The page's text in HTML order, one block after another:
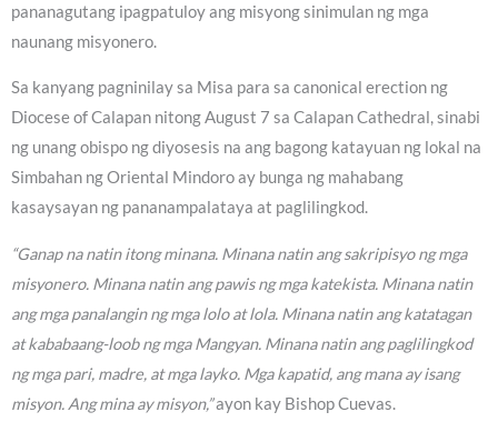
pananagutang ipagpatuloy ang misyong sinimulan ng mga
naunang misyonero.
Sa kanyang pagninilay sa Misa para sa canonical erection ng
Diocese of Calapan nitong August 7 sa Calapan Cathedral, sinabi
ng unang obispo ng diyosesis na ang bagong katayuan ng lokal na
Simbahan ng Oriental Mindoro ay bunga ng mahabang
kasaysayan ng pananampalataya at paglilingkod.
“Ganap na natin itong minana. Minana natin ang sakripisyo ng mga
misyonero. Minana natin ang pawis ng mga katekista. Minana natin
ang mga panalangin ng mga lolo at lola. Minana natin ang katatagan
at kababaang-loob ng mga Mangyan. Minana natin ang paglilingkod
ng mga pari, madre, at mga layko. Mga kapatid, ang mana ay isang
misyon. Ang mina ay misyon,”ayon kay Bishop Cuevas.